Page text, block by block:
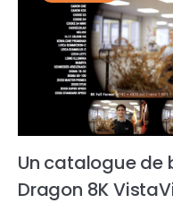
Un catalogue de
Dragon 8K